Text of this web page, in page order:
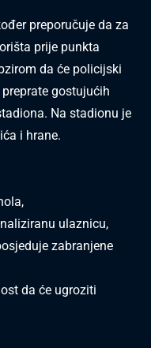
preporučuje da za
prije punkta
da će policijski
gostujućih
Na stadionu je
i hrane.
ulaznicu,
zabranjene
da će ugroziti